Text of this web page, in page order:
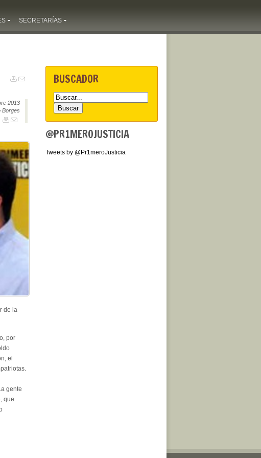
SECRETARÍAS
2013
Borges
de la
por
el
gente
que
BUSCADOR
@PR1MEROJUSTICIA
Tweets by @Pr1meroJusticia